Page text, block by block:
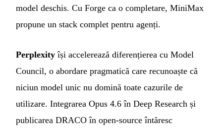
model deschis. Cu Forge ca o completare, MiniMax
propune un stack complet pentru agenți.
Perplexity își accelerează diferențierea cu Model
Council, o abordare pragmatică care recunoaște că
niciun model unic nu domină toate cazurile de
utilizare. Integrarea Opus 4.6 în Deep Research și
publicarea DRACO în open-source întăresc